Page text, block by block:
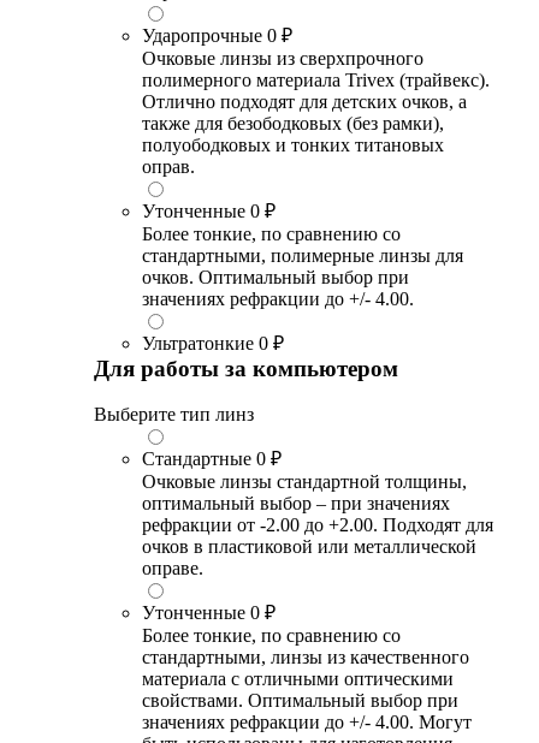
Ударопрочные 0 ₽
Очковые линзы из сверхпрочного
полимерного материала Trivex (трайвекс).
Отлично подходят для детских очков, а
также для безободковых (без рамки),
полуободковых и тонких титановых
оправ.
Утонченные 0 ₽
Более тонкие, по сравнению со
стандартными, полимерные линзы для
очков. Оптимальный выбор при
значениях рефракции до +/- 4.00.
Ультратонкие 0 ₽
Для работы за компьютером
Выберите тип линз
Стандартные 0 ₽
Очковые линзы стандартной толщины,
оптимальный выбор – при значениях
рефракции от -2.00 до +2.00. Подходят для
очков в пластиковой или металлической
оправе.
Утонченные 0 ₽
Более тонкие, по сравнению со
стандартными, линзы из качественного
материала с отличными оптическими
свойствами. Оптимальный выбор при
значениях рефракции до +/- 4.00. Могут